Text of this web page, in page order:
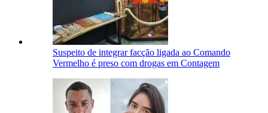
Suspeito de integrar facção ligada ao Comando
Vermelho é preso com drogas em Contagem